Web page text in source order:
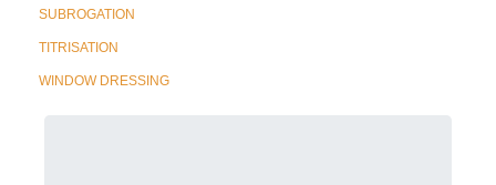
SUBROGATION
TITRISATION
WINDOW DRESSING